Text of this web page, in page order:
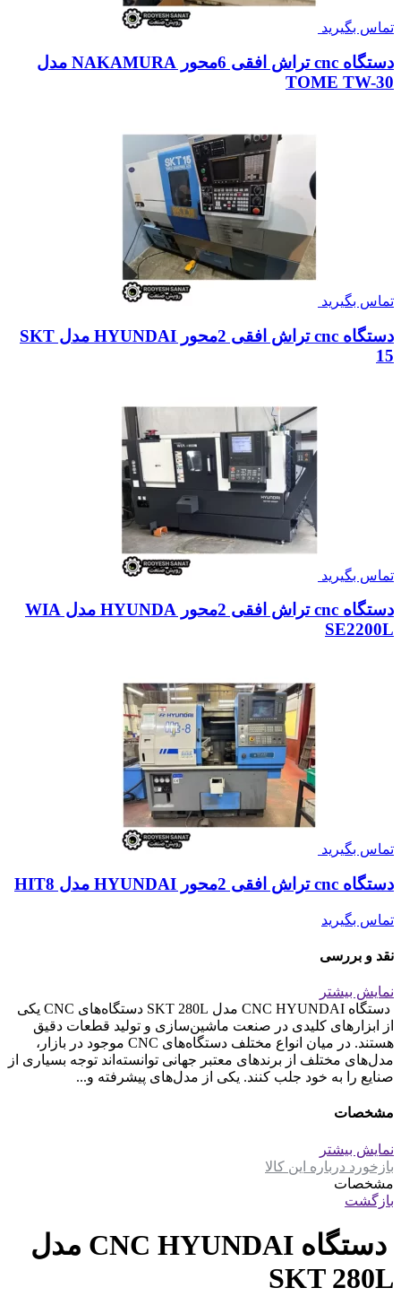
تماس بگیرید
دستگاه cnc تراش افقی 6محور NAKAMURA مدل
TOME TW-30
تماس بگیرید
دستگاه cnc تراش افقی 2محور HYUNDAI مدل SKT
15
تماس بگیرید
دستگاه cnc تراش افقی 2محور HYUNDA مدل WIA
SE2200L
تماس بگیرید
دستگاه cnc تراش افقی 2محور HYUNDAI مدل HIT8
تماس بگیرید
نقد و بررسی
نمایش بیشتر
دستگاه CNC HYUNDAI مدل SKT 280L دستگاه‌های CNC یکی
از ابزارهای کلیدی در صنعت ماشین‌سازی و تولید قطعات دقیق
هستند. در میان انواع مختلف دستگاه‌های CNC موجود در بازار،
مدل‌های مختلف از برندهای معتبر جهانی توانسته‌اند توجه بسیاری از
صنایع را به خود جلب کنند. یکی از مدل‌های پیشرفته و...
مشخصات
نمایش بیشتر
بازخورد درباره این کالا
مشخصات
بازگشت
دستگاه CNC HYUNDAI مدل
SKT 280L